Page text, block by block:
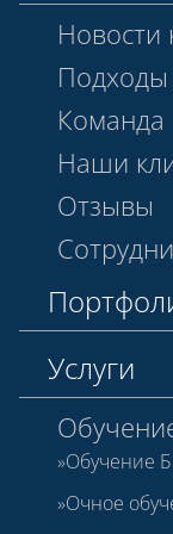
Новости
Подходы
Команда
Наши
Отзывы
Услуги
Обучение
Очное